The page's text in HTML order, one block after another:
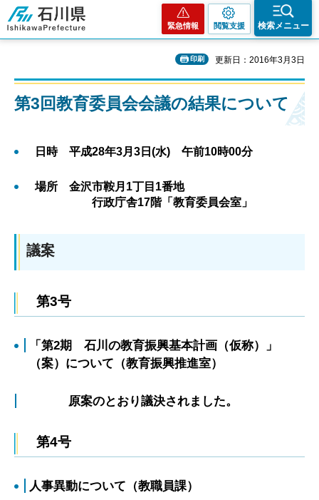
石川県
緊急情報 閲覧支援 検索メニュー
印刷 更新日：2016年3月3日
第3回教育委員会会議の結果について
日時 平成28年3月3日(水) 午前10時00分
場所 金沢市鞍月1丁目1番地
行政庁舎17階「教育委員会室」
議案
第3号
「第2期 石川の教育振興基本計画（仮称）」
（案）について（教育振興推進室）
原案のとおり議決されました。
第4号
人事異動について（教職員課）